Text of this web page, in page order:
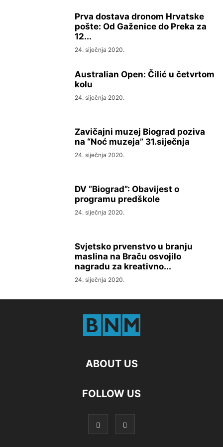
Prva dostava dronom Hrvatske
pošte: Od Gaženice do Preka za
12...
24. siječnja 2020.
Australian Open: Čilić u četvrtom
kolu
24. siječnja 2020.
Zavičajni muzej Biograd poziva
na “Noć muzeja” 31.siječnja
24. siječnja 2020.
DV ”Biograd”: Obavijest o
programu predškole
24. siječnja 2020.
Svjetsko prvenstvo u branju
maslina na Braču osvojilo
nagradu za kreativno...
24. siječnja 2020.
ABOUT US
FOLLOW US